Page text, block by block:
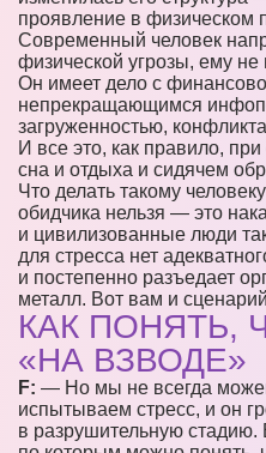
проявление в физическом
Современный человек
физической угрозы, ему
Он имеет дело с
непрекращающимся
загруженностью,
И все это, как правило,
сна и отдыха и сидячем
Что делать такому
обидчика нельзя — это
и цивилизованные люди
для стресса нет
и постепенно разъедает
металл. Вот вам и
КАК ПОНЯТЬ,
«НА ВЗВОДЕ»
F: — Но мы не всегда
испытываем стресс, и он
в разрушительную стадию.